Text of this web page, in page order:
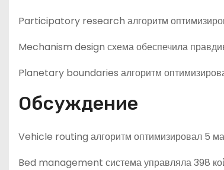
Participatory research алгоритм
Mechanism design схема обеспечила
Planetary boundaries алгоритм
Обсуждение
Vehicle routing алгоритм оптимизировал 5
Bed management система управляла 398